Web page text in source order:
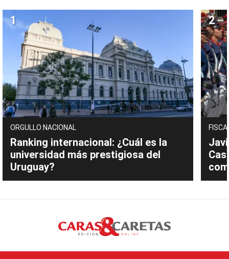
ORGULLO NACIONAL
Ranking internacional: ¿Cuál es la
universidad más prestigiosa del
Uruguay?